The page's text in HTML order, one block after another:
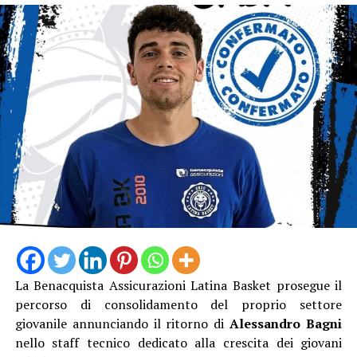
esistente, la costruzione di una nuova tribuna, il
completo rifacimento degli spogliatoi, la riqualificazione
dell’area sottostante la tribuna e un importante
intervento di efficientamento energetico dell’intero
complesso.
“Con questo provvedimento – dichiara il sindaco Lidano
Lucidi – compiamo un passo fondamentale verso la
La Benacquista Assicurazioni Latina Basket prosegue il
percorso di consolidamento del proprio settore
giovanile annunciando il ritorno diAlessandro Bagni
nello staff tecnico dedicato alla crescita dei giovani